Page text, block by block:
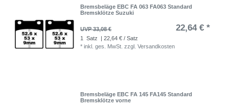
Bremsbeläge EBC FA 063 FA063 Standard
Bremsklötze Suzuki
UVP 33,08 € 22,64 € *
1 Satz
| 22,64 € / Satz
*inkl. ges. MwSt. zzgl.Versandkosten
Bremsbeläge EBC FA 145 FA145 Standard
Bremsklötze vorne